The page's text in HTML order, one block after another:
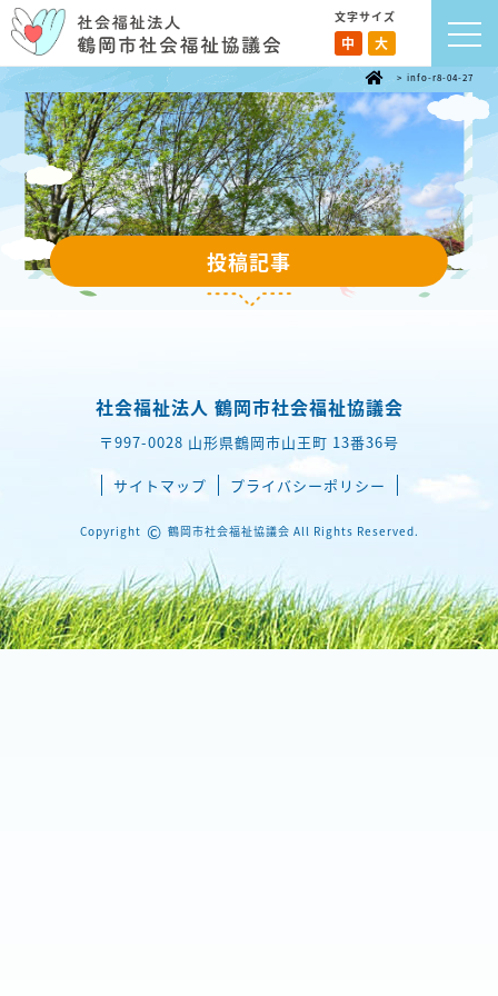
文字サイズ
中 大
> info-r8-04-27
投稿記事
社会福祉法人 鶴岡市社会福祉協議会
〒997-0028 山形県鶴岡市山王町 13番36号
サイトマップ プライバシーポリシー
Copyright © 鶴岡市社会福祉協議会 All Rights Reserved.